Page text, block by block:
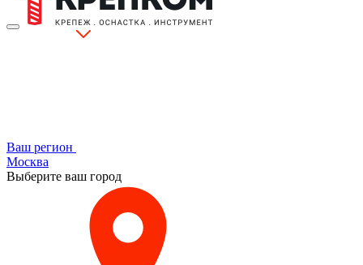
Ваш регион
Москва
Выберите ваш город